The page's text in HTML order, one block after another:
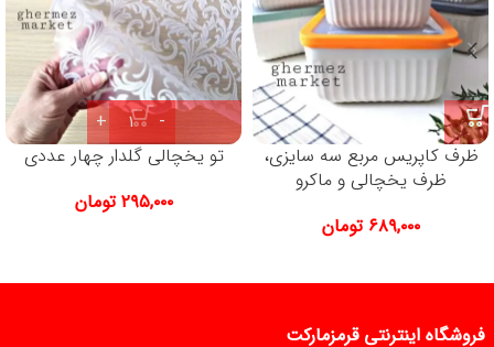
ظرف کاپریس مربع سه سایزی،
ظرف یخچالی و ماکرو
۶۸۹,۰۰۰ تومان
تو یخچالی گلدار چهار عددی
۲۹۵,۰۰۰ تومان
فروشگاه اینترنتی قرمزمارکت